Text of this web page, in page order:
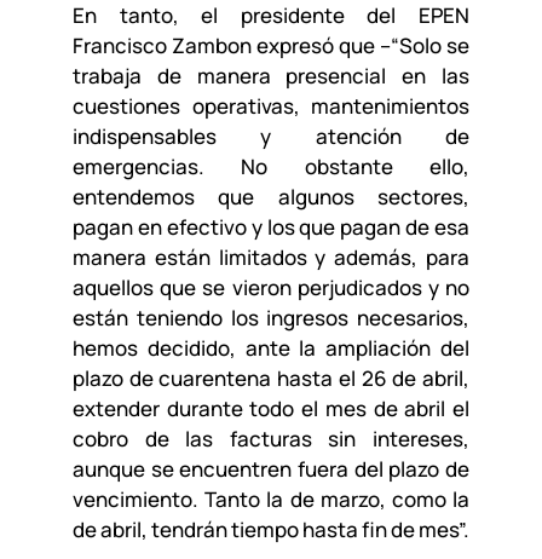
En tanto, el presidente del EPEN
Francisco Zambon expresó que –“Solo se
trabaja de manera presencial en las
cuestiones operativas, mantenimientos
indispensables y atención de
emergencias. No obstante ello,
entendemos que algunos sectores,
pagan en efectivo y los que pagan de esa
manera están limitados y además, para
aquellos que se vieron perjudicados y no
están teniendo los ingresos necesarios,
hemos decidido, ante la ampliación del
plazo de cuarentena hasta el 26 de abril,
extender durante todo el mes de abril el
cobro de las facturas sin intereses,
aunque se encuentren fuera del plazo de
vencimiento. Tanto la de marzo, como la
de abril, tendrán tiempo hasta fin de mes”.